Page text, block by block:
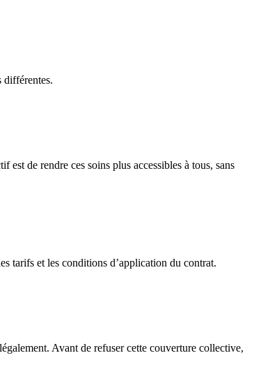
différentes.
de rendre ces soins plus accessibles à tous, sans
tarifs et les conditions d’application du contrat.
Avant de refuser cette couverture collective,